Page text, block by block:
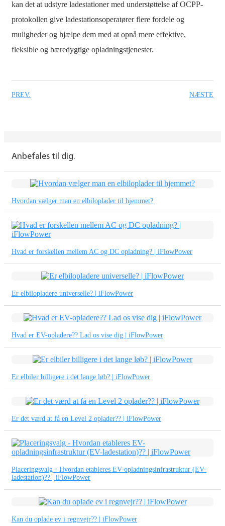
kan det at udstyre ladestationer med understøttelse af OCPP-
protokollen give ladestationsoperatører flere fordele og
muligheder og hjælpe dem med at opnå mere effektive,
fleksible og bæredygtige opladningstjenester.
PREV. NÆSTE
Anbefales til dig.
Hvordan vælger man en elbiloplader til hjemmet?
Hvad er forskellen mellem AC og DC opladning? | iFlowPower
Er elbilopladere universelle? | iFlowPower
Hvad er EV-opladere?? Lad os vise dig | iFlowPower
Er elbiler billigere i det lange løb? | iFlowPower
Er det værd at få en Level 2 oplader?? | iFlowPower
Placeringsvalg - Hvordan etableres EV-opladningsinfrastruktur (EV-
ladestation)?? | iFlowPower
Kan du oplade ev i regnvejr?? | iFlowPower